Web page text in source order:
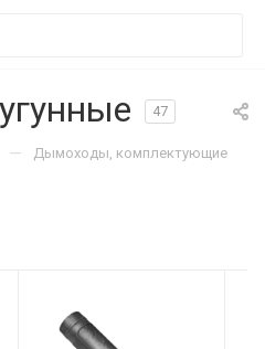
47
— Дымоходы, комплектующие